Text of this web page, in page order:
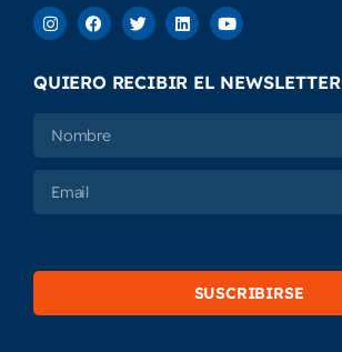
QUIERO RECIBIR EL NEWSLETTER
SUSCRIBIRSE